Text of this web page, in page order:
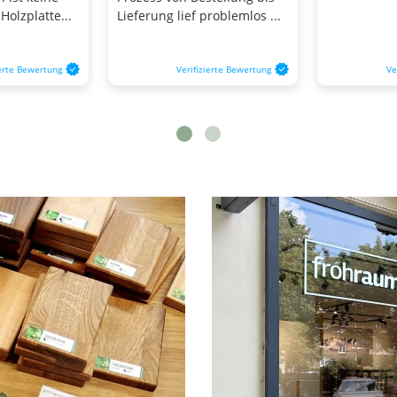
Bewertung
Lieferung lief problemlos ...
Verifizierte Bewertung